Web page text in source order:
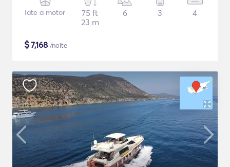
Iate a motor
75 ft
23 m
6 3 4
$7,168 /noite